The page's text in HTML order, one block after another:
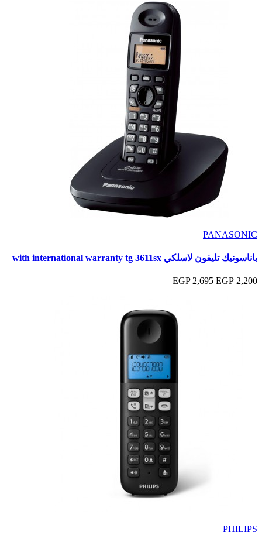
PANASONIC
باناسونيك تليفون لاسلكي with international warranty tg 3611sx
2,200 EGP
2,695 EGP
PHILIPS